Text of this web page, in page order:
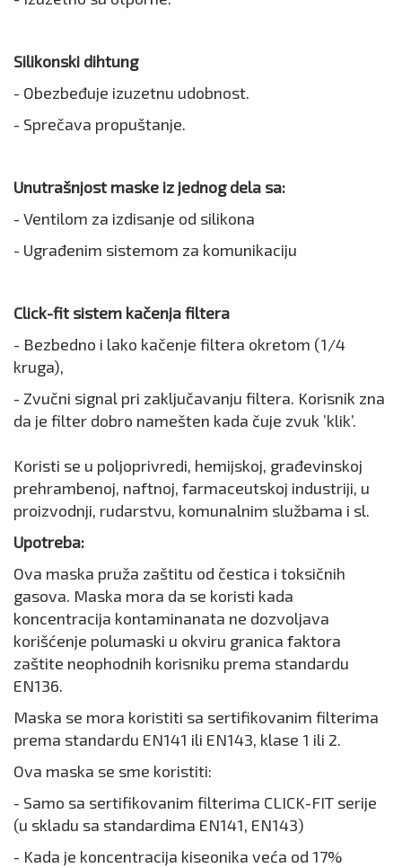
Silikonski dihtung
- Obezbeđuje izuzetnu udobnost.
- Sprečava propuštanje.
Unutrašnjost maske iz jednog dela sa:
- Ventilom za izdisanje od silikona
- Ugrađenim sistemom za komunikaciju
Click-fit sistem kačenja filtera
- Bezbedno i lako kačenje filtera okretom (1/4
kruga),
- Zvučni signal pri zaključavanju filtera. Korisnik zna
da je filter dobro namešten kada čuje zvuk ’klik’.
Koristi se u poljoprivredi, hemijskoj, građevinskoj
prehrambenoj, naftnoj, farmaceutskoj industriji, u
proizvodnji, rudarstvu, komunalnim službama i sl.
Upotreba:
Ova maska pruža zaštitu od čestica i toksičnih
gasova. Maska mora da se koristi kada
koncentracija kontaminanata ne dozvoljava
korišćenje polumaski u okviru granica faktora
zaštite neophodnih korisniku prema standardu
EN136.
Maska se mora koristiti sa sertifikovanim filterima
prema standardu EN141 ili EN143, klase 1 ili 2.
Ova maska se sme koristiti:
- Samo sa sertifikovanim filterima CLICK-FIT serije
(u skladu sa standardima EN141, EN143)
- Kada je koncentracija kiseonika veća od 17%